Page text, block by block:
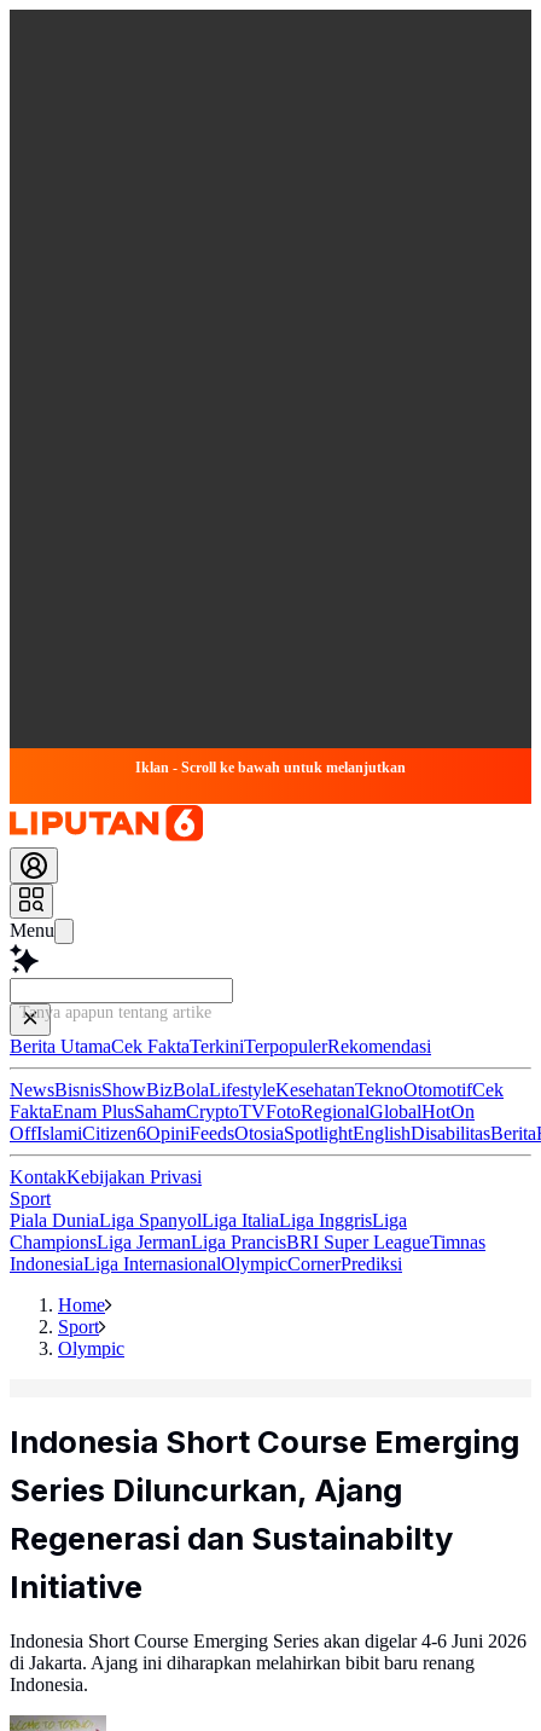
Iklan - Scroll ke bawah untuk melanjutkan
Menu
Tanya apapun tentang artikel ini...
Berita UtamaCek FaktaTerkiniTerpopulerRekomendasi
NewsBisnisShowBizBolaLifestyleKesehatanTeknoOtomotifCek
FaktaEnam PlusSahamCryptoTVFotoRegionalGlobalHotOn
OffIslamiCitizen6OpiniFeedsOtosiaSpotlightEnglishDisabilitasBerita
KontakKebijakan Privasi
Sport
Piala DuniaLiga SpanyolLiga ItaliaLiga InggrisLiga
ChampionsLiga JermanLiga PrancisBRI Super LeagueTimnas
IndonesiaLiga InternasionalOlympicCornerPrediksi
Home
Sport
Olympic
Indonesia Short Course Emerging
Series Diluncurkan, Ajang
Regenerasi dan Sustainabilty
Initiative
Indonesia Short Course Emerging Series akan digelar 4-6 Juni 2026
di Jakarta. Ajang ini diharapkan melahirkan bibit baru renang
Indonesia.